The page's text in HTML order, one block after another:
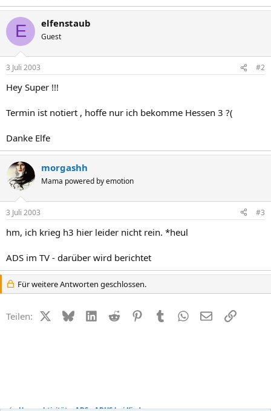
E elfenstaub
Guest
3 Juli 2003 #2
Hey Super !!!
Termin ist notiert , hoffe nur ich bekomme Hessen 3 ?(
Danke Elfe
morgashh
Mama powered by emotion
3 Juli 2003 #3
hm, ich krieg h3 hier leider nicht rein. *heul
ADS im TV - darüber wird berichtet
Für weitere Antworten geschlossen.
Teilen: X (Twitter)
BlueskyLinkedIn
Reddit PinterestTumblr WhatsApp
E-MailLink